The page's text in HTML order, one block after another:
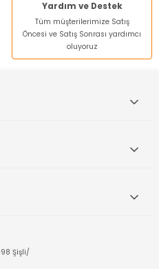
Yardım ve Destek
Tüm müşterilerimize Satış
Öncesi ve Satış Sonrası yardımcı
oluyoruz
Şişli/